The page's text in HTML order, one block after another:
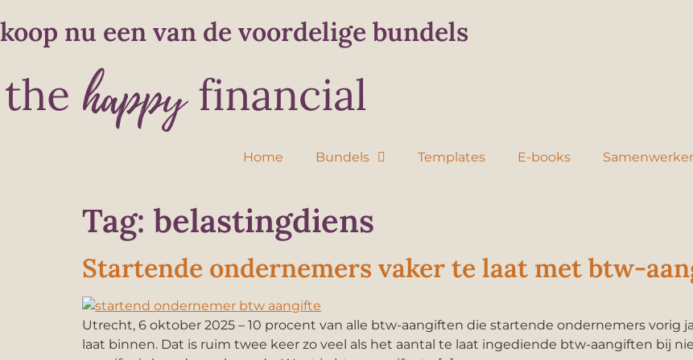
koop nu een van de voordelige bundels
Home Bundels Templates E-books
Tag: belastingdiens
Startende ondernemers vaker te laat met btw-
Utrecht, 6 oktober 2025 – 10 procent van alle btw-aangiften die startende ondernemers vorig
laat binnen. Dat is ruim twee keer zo veel als het aantal te laat ingediende btw-aangiften bij